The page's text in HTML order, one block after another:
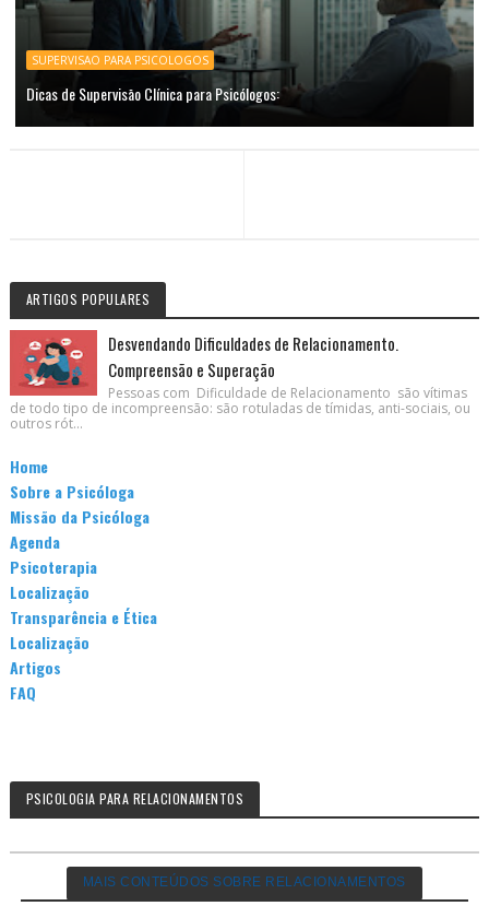
SUPERVISAO PARA PSICOLOGOS
Dicas de Supervisāo Clínica para Psicólogos:
ARTIGOS POPULARES
Desvendando Dificuldades de Relacionamento.
Compreensão e Superação
Pessoas com Dificuldade de Relacionamento são vítimas
de todo tipo de incompreensão: são rotuladas de tímidas, anti-sociais, ou
outros rót...
Home
Sobre a Psicóloga
Missão da Psicóloga
Agenda
Psicoterapia
Localização
Transparência e Ética
Localização
Artigos
FAQ
PSICOLOGIA PARA RELACIONAMENTOS
MAIS CONTEÚDOS SOBRE RELACIONAMENTOS